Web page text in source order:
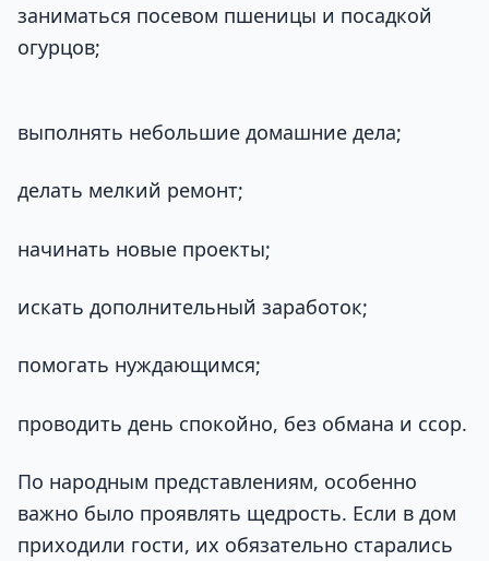
заниматься посевом пшеницы и посадкой
огурцов;
выполнять небольшие домашние дела;
делать мелкий ремонт;
начинать новые проекты;
искать дополнительный заработок;
помогать нуждающимся;
проводить день спокойно, без обмана и ссор.
По народным представлениям, особенно
важно было проявлять щедрость. Если в дом
приходили гости, их обязательно старались